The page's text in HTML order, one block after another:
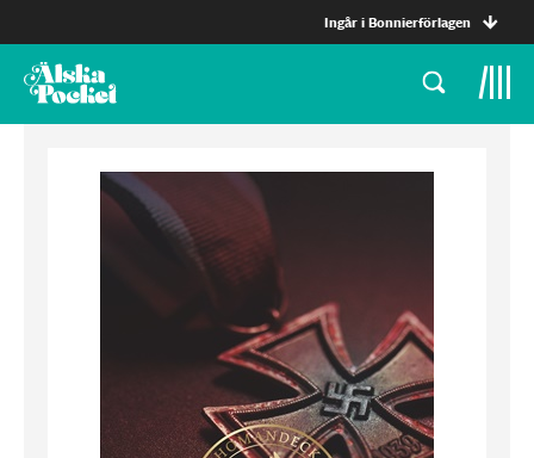
Ingår i Bonnierförlagen